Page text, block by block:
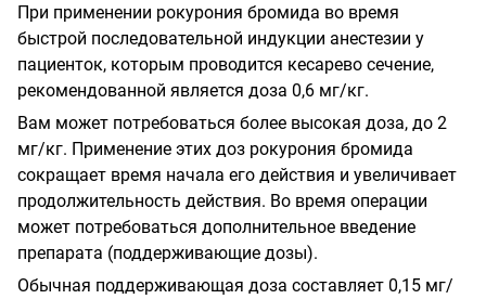
При применении рокурония бромида во время
быстрой последовательной индукции анестезии у
пациенток, которым проводится кесарево сечение,
рекомендованной является доза 0,6 мг/кг.
Вам может потребоваться более высокая доза, до 2
мг/кг. Применение этих доз рокурония бромида
сокращает время начала его действия и увеличивает
продолжительность действия. Во время операции
может потребоваться дополнительное введение
препарата (поддерживающие дозы).
Обычная поддерживающая доза составляет 0,15 мг/